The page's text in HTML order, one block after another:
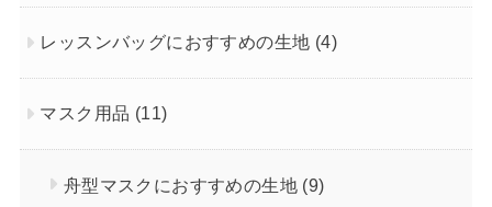
レッスンバッグにおすすめの生地 (4)
マスク用品 (11)
舟型マスクにおすすめの生地 (9)